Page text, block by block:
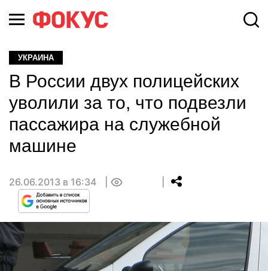
УКРАИНА
В России двух полицейских
уволили за то, что подвезли
пассажира на служебной
машине
26.06.2013 в 16:34